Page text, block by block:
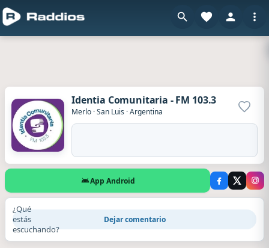
Identia Comunitaria - FM 103.3
Merlo ·San Luis ·Argentina
App Android
¿Qué
estás
escuchando?
Dejar comentario